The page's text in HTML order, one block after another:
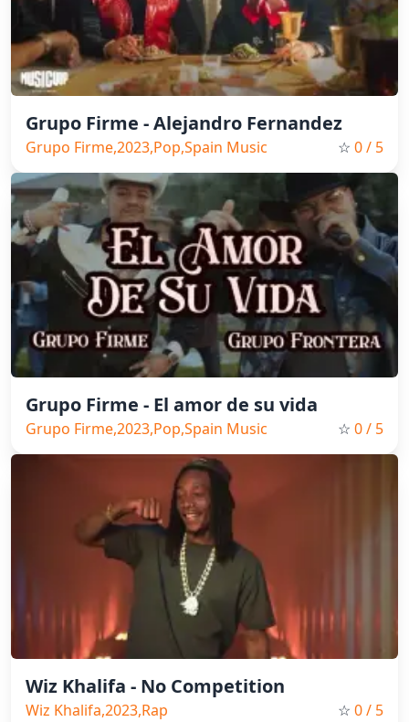
Grupo Firme - Alejandro Fernandez
Grupo Firme,2023,Pop,Spain Music ☆ 0/ 5
Grupo Firme - El amor de su vida
Grupo Firme,2023,Pop,Spain Music ☆ 0/ 5
Wiz Khalifa - No Competition
Wiz Khalifa,2023,Rap ☆ 0/ 5